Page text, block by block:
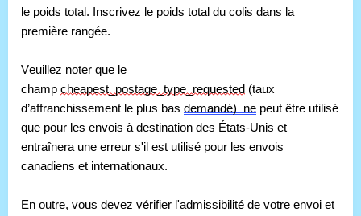
le poids total. Inscrivez le poids total du colis dans la
première rangée.
Veuillez noter que le
champ cheapest_postage_type_requested (taux
d’affranchissement le plus bas demandé)  ne peut être utilisé
que pour les envois à destination des États-Unis et
entraînera une erreur s'il est utilisé pour les envois
canadiens et internationaux.
En outre, vous devez vérifier l'admissibilité de votre envoi et